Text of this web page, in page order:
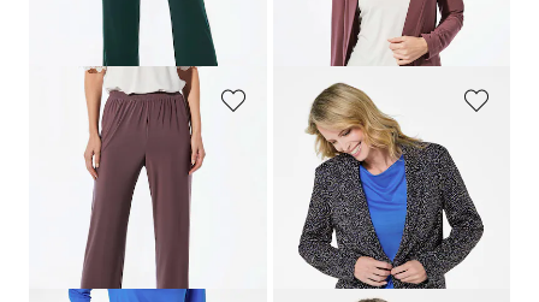
Laagste prijs van de afgelopen 30
dagen**: 89,95 €
(-33%)
Laagste prijs van de afgelopen 30
dagen**: 89,95 €
(-22%)
GOLDNER
Comfortabele slinky broek VERA
99,95 €
+ 4
Laagste prijs van de afgelopen 30
dagen**: 89,95 €
(-33%)
GOLDNER
119,95 €179,95 €
Laagste prijs van de afgelopen 30
dagen**: 159,95 € (-25%)